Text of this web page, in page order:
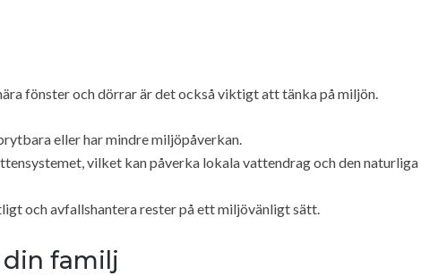
fönster och dörrar är det också viktigt att tänka på miljön.
eller har mindre miljöpåverkan.
vilket kan påverka lokala vattendrag och den naturliga
och avfallshantera rester på ett miljövänligt sätt.
din familj